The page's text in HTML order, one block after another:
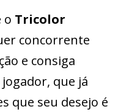
o Tricolor
concorrente
e consiga
que já
que seu desejo é